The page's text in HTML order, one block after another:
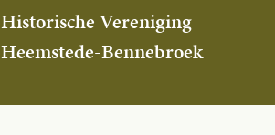
Historische Vereniging
Heemstede-Bennebroek